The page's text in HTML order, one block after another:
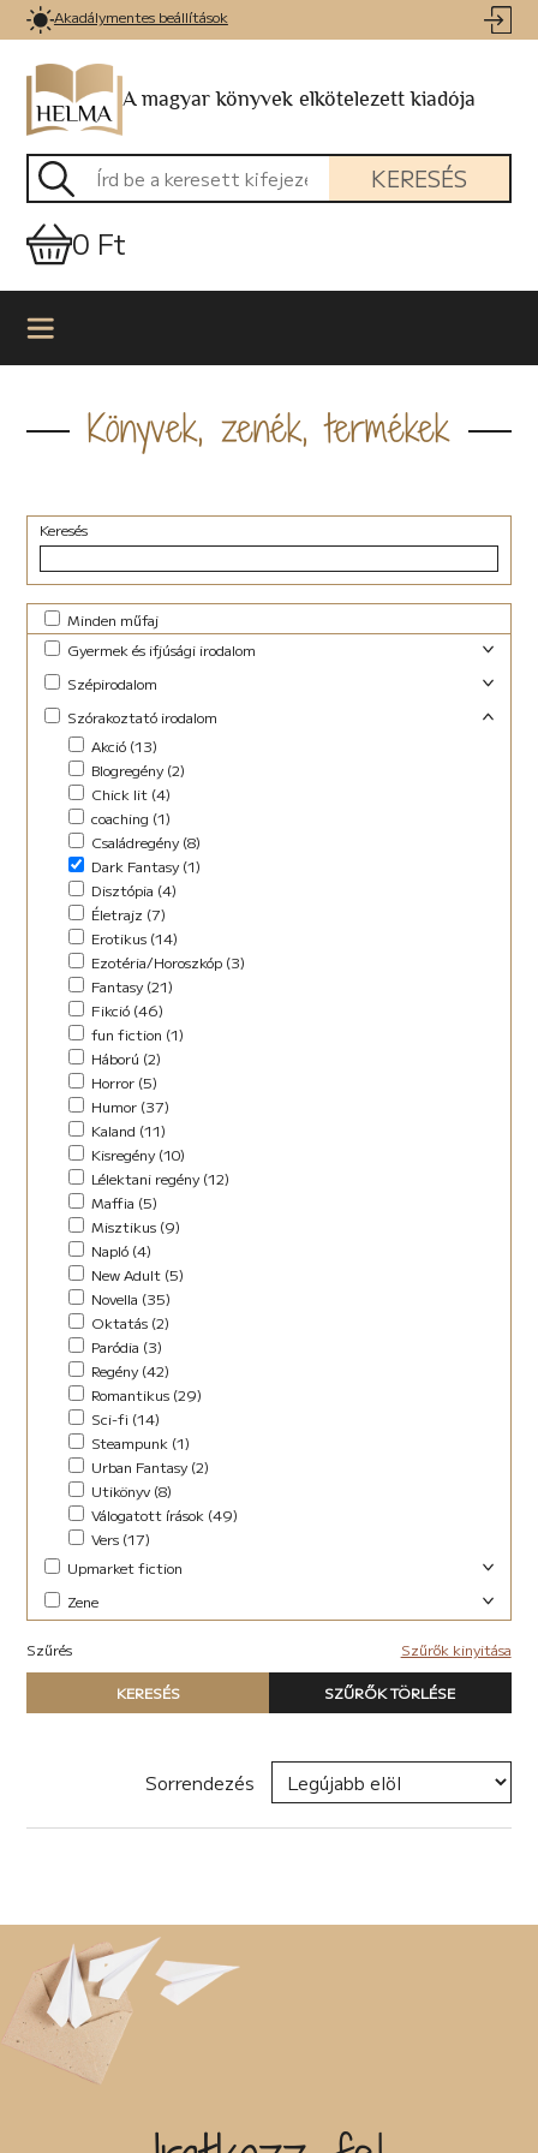
Akadálymentes beállítások
A magyar könyvek elkötelezett kiadója
KERESÉS
0 Ft
Könyvek, zenék, termékek
Keresés
Minden műfaj
Gyermek és ifjúsági irodalom
Foglalkoztató (29)
Ifjúsági (Young Adult) (48)
Lányregény (7)
Mese (141)
New Adult (9)
Novella (4)
Vers (27)
Szépirodalom
Családregény (3)
Novella (10)
Regény (13)
Szociodráma (2)
Vers (36)
Szórakoztató irodalom
Akció (13)
Blogregény (2)
Chick lit (4)
coaching (1)
Családregény (8)
Dark Fantasy (1)
Disztópia (4)
Életrajz (7)
Erotikus (14)
Ezotéria/Horoszkóp (3)
Fantasy (21)
Fikció (46)
fun fiction (1)
Háború (2)
Horror (5)
Humor (37)
Kaland (11)
Kisregény (10)
Lélektani regény (12)
Maffia (5)
Misztikus (9)
Napló (4)
New Adult (5)
Novella (35)
Oktatás (2)
Paródia (3)
Regény (42)
Romantikus (29)
Sci-fi (14)
Steampunk (1)
Urban Fantasy (2)
Utikönyv (8)
Válogatott írások (49)
Vers (17)
Upmarket fiction
Abszurd (9)
Akció (22)
Blogregény (2)
Chick lit (6)
coaching (4)
dark-romance (7)
Fantasy (41)
Fikció (50)
Filozófia (2)
Groteszk (4)
Gyűjtemény (27)
Háború (1)
Horror (6)
Zene
Szűrés
Szűrők kinyitása
Típus
Nyomtatott könyv
Sorozat
Címke
Új címke hozzáadása
KERESÉS SZŰRŐK TÖRLÉSE
Sorrendezés